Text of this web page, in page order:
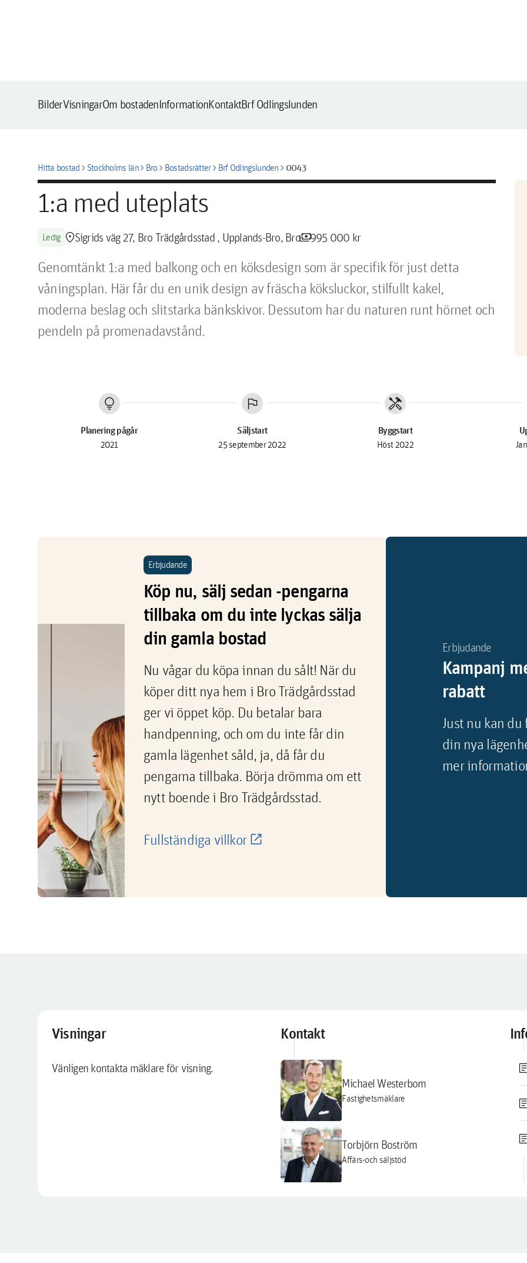
BilderVisningarOm bostadenInformationKontaktBrf Odlingslunden
Hitta bostadchevron_rightStockholms länchevron_rightBrochevron_rightBostadsrätterchevron_rightBrf Odlingslundenchevron_right0043
1:a med uteplats
Ledig location_pinSigrids väg 27, Bro Trädgårdsstad , Upplands-Bro, Bropayments995 000 kr
Genomtänkt 1:a med balkong och en köksdesign som är specifik för just detta
våningsplan. Här får du en unik design av fräscha köksluckor, stilfullt kakel,
moderna beslag och slitstarka bänkskivor. Dessutom har du naturen runt hörnet och
pendeln på promenadavstånd.
lightbulb
Planering pågår
2021
flag
Säljstart
25 september 2022
handyman
Byggstart
Höst 2022
Erbjudande
Köp nu, sälj sedan -pengarna
tillbaka om du inte lyckas sälja
din gamla bostad
Nu vågar du köpa innan du sålt! När du
köper ditt nya hem i Bro Trädgårdsstad
ger vi öppet köp. Du betalar bara
handpenning, och om du inte får din
gamla lägenhet såld, ja, då får du
pengarna tillbaka. Börja drömma om ett
nytt boende i Bro Trädgårdsstad.
Fullständiga villkor
Erbjudande
Kampanj
rabatt
Just nu kan
din nya
mer
Visningar
Vänligen kontakta mäklare för visning.
Kontakt
Michael Westerbom
Fastighetsmäklare
Torbjörn Boström
Affärs-och säljstöd